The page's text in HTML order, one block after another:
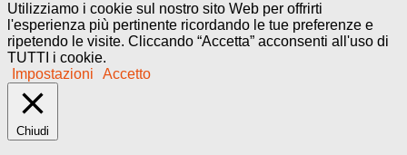
Utilizziamo i cookie sul nostro sito Web per offrirti
l'esperienza più pertinente ricordando le tue preferenze e
ripetendo le visite. Cliccando “Accetta” acconsenti all'uso di
TUTTI i cookie.
Impostazioni
Accetto
Chiudi